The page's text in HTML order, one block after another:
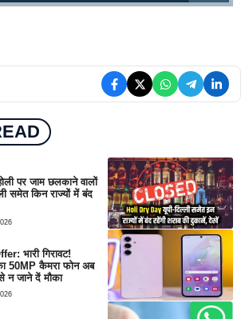
पर जाम छलकाने वालों
समेत किन राज्यों में बंद
भारी गिरावट!
50MP कैमरा फोन अब
न जाने दें मौका